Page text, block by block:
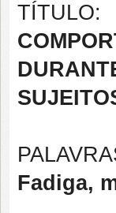
TÍTULO:
Fadiga,